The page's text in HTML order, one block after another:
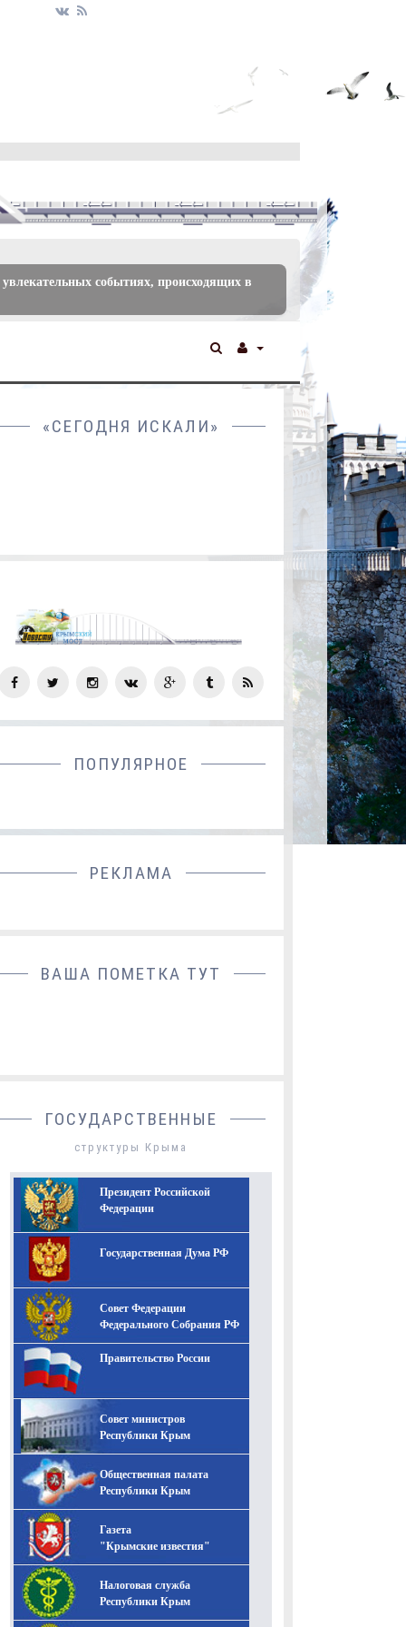
событиях, происходящих в
«СЕГОДНЯ ИСКАЛИ»
СОЦ
СЕТИ
ПОПУЛЯРНОЕ
РЕКЛАМА
ВАША ПОМЕТКА ТУТ
ГОСУДАРСТВЕННЫЕ
структуры Крыма
Президент Российской
Федерации
Государственная Дума РФ
Совет Федерации
Федерального Собрания РФ
Правительство России
Совет министров
Республики Крым
Общественная палата
Республики Крым
Газета
"Крымские известия"
Налоговая служба
Республики Крым